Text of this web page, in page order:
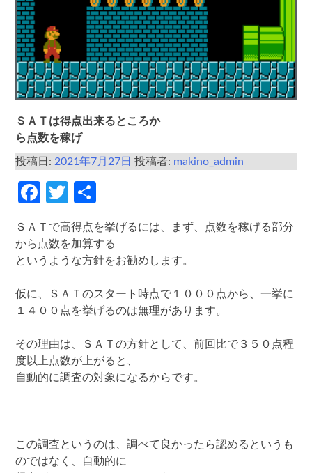
ＳＡＴは得点出来るところか
ら点数を稼げ
投稿日:2021年7月27日 投稿者: makino_admin
Facebook
Twitter
有
ＳＡＴで高得点を挙げるには、まず、点数を稼げる部分
から点数を加算する
というような方針をお勧めします。
仮に、ＳＡＴのスタート時点で１０００点から、一挙に
１４００点を挙げるのは無理があります。
その理由は、ＳＡＴの方針として、前回比で３５０点程
度以上点数が上がると、
自動的に調査の対象になるからです。
この調査というのは、調べて良かったら認めるというも
のではなく、自動的に